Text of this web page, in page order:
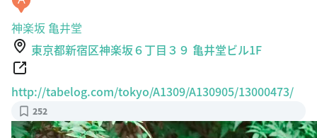
神楽坂 亀井堂
東京都新宿区神楽坂６丁目３９ 亀井堂ビル1F
http://tabelog.com/tokyo/A1309/A130905/13000473/
252